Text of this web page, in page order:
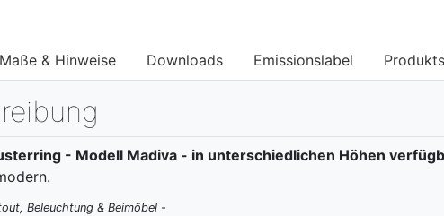
Maße & Hinweise Downloads Emissionslabel
- Modell Madiva - in unterschiedlichen Höhen
Beleuchtung & Beimöbel -